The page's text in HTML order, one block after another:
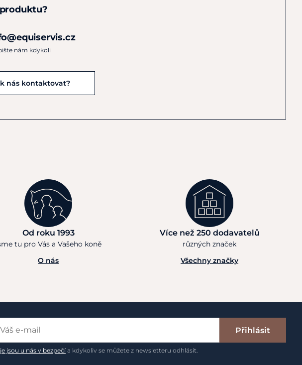
nám kdykoli
nás kontaktovat?
Od roku 1993
tu pro Vás a Vašeho koně
O nás
Více než 250 dodavatelů
různých značek
Všechny značky
Přihlásit
jsou u nás v bezpečía kdykoliv se můžete z newsletteru odhlásit.